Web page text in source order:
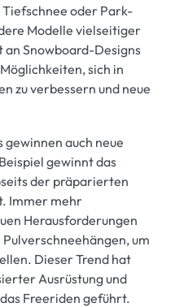
Tiefschnee oder Park-
Modelle vielseitiger
Snowboard-Designs
sich in
zu verbessern und neue
gewinnen auch neue
gewinnt das
der präparierten
Immer mehr
Herausforderungen
um
Dieser Trend hat
Ausrüstung und
Freeriden geführt.